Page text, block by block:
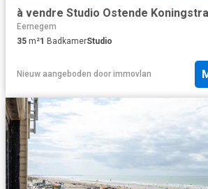
à vendre Studio Ostende
Eernegem
35 m²1 BadkamerStudio
Nieuw aangeboden door immovlan